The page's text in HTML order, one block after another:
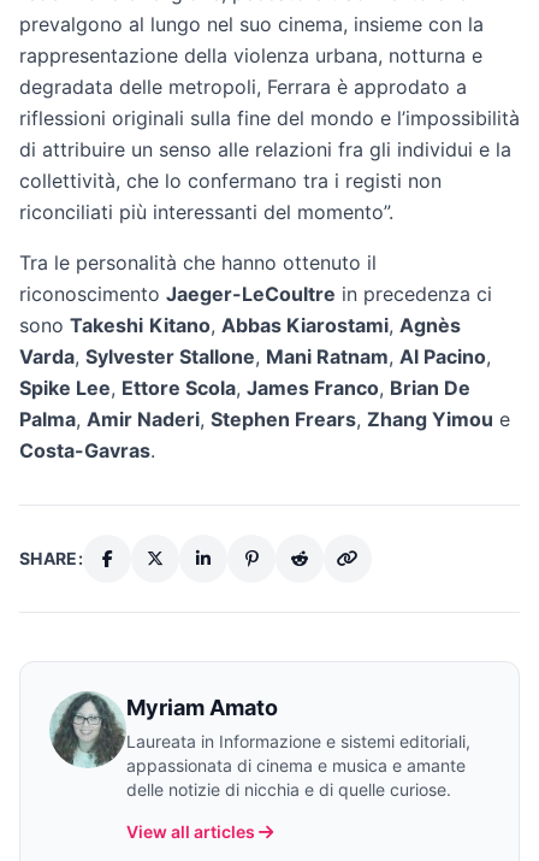
prevalgono al lungo nel suo cinema, insieme con la
rappresentazione della violenza urbana, notturna e
degradata delle metropoli, Ferrara è approdato a
riflessioni originali sulla fine del mondo e l’impossibilità
di attribuire un senso alle relazioni fra gli individui e la
collettività, che lo confermano tra i registi non
riconciliati più interessanti del momento”.
Tra le personalità che hanno ottenuto il
riconoscimento Jaeger-LeCoultre in precedenza ci
sono Takeshi Kitano, Abbas Kiarostami, Agnès
Varda, Sylvester Stallone, Mani Ratnam, Al Pacino,
Spike Lee, Ettore Scola, James Franco, Brian De
Palma, Amir Naderi, Stephen Frears, Zhang Yimou e
Costa-Gavras.
SHARE:
Myriam Amato
Laureata in Informazione e sistemi editoriali,
appassionata di cinema e musica e amante
delle notizie di nicchia e di quelle curiose.
View all articles